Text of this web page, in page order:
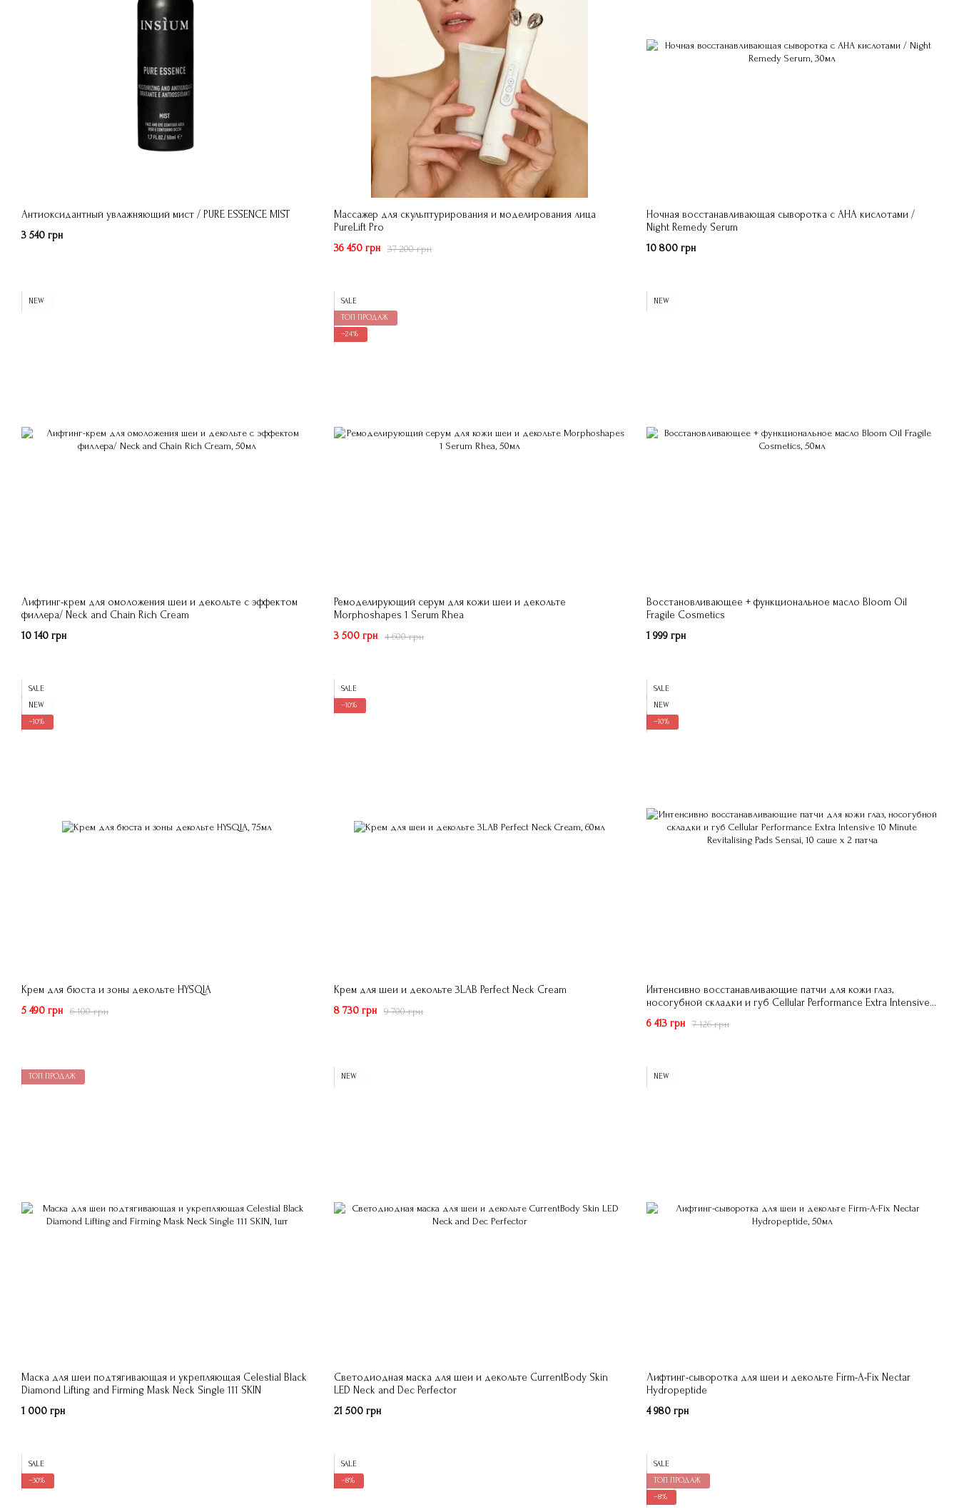
Антиоксидантный увлажняющий мист / PURE ESSENCE MIST
3 540 грн
Массажер для скульптурирования и моделирования лица
PureLift Pro
37 200 грн
36 450 грн
Ночная восстанавливающая сыворотка с AHA кислотами /
Night Remedy Serum
10 800 грн
NEW
Лифтинг-крем для омоложения шеи и декольте с эффектом
филлера/ Neck and Chain Rich Cream
10 140 грн
SALE
ТОП ПРОДАЖ
−24%
Ремоделирующий серум для кожи шеи и декольте
Morphoshapes 1 Serum Rhea
4 600 грн
3 500 грн
NEW
Восстановливающее + функциональное масло Bloom Oil
Fragile Cosmetics
1 999 грн
SALE
NEW
−10%
Крем для бюста и зоны декольте HYSQIA
6 100 грн
5 490 грн
SALE
−10%
Крем для шеи и декольте 3LAB Perfect Neck Cream
9 700 грн
8 730 грн
SALE
NEW
−10%
Интенсивно восстанавливающие патчи для кожи глаз,
носогубной складки и губ Cellular Performance Extra Intensive
10 Minute Revitalising Pads Sensai
7 126 грн
6 413 грн
ТОП ПРОДАЖ
Маска для шеи подтягивающая и укрепляющая Celestial Black
Diamond Lifting and Firming Mask Neck Single 111 SKIN
1 000 грн
NEW
Светодиодная маска для шеи и декольте CurrentBody Skin
LED Neck and Dec Perfector
21 500 грн
NEW
Лифтинг-сыворотка для шеи и декольте Firm-A-Fix Nectar
Hydropeptide
4 980 грн
SALE
−30%
SALE
−8%
SALE
ТОП ПРОДАЖ
−8%